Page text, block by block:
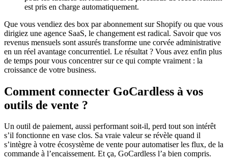
est pris en charge automatiquement.
Que vous vendiez des box par abonnement sur Shopify ou que vous
dirigiez une agence SaaS, le changement est radical. Savoir que vos
revenus mensuels sont assurés transforme une corvée administrative
en un réel avantage concurrentiel. Le résultat ? Vous avez enfin plus
de temps pour vous concentrer sur ce qui compte vraiment : la
croissance de votre business.
Comment connecter GoCardless à vos
outils de vente ?
Un outil de paiement, aussi performant soit-il, perd tout son intérêt
s’il fonctionne en vase clos. Sa vraie valeur se révèle quand il
s’intègre à votre écosystème de vente pour automatiser les flux, de la
commande à l’encaissement. Et ça, GoCardless l’a bien compris.